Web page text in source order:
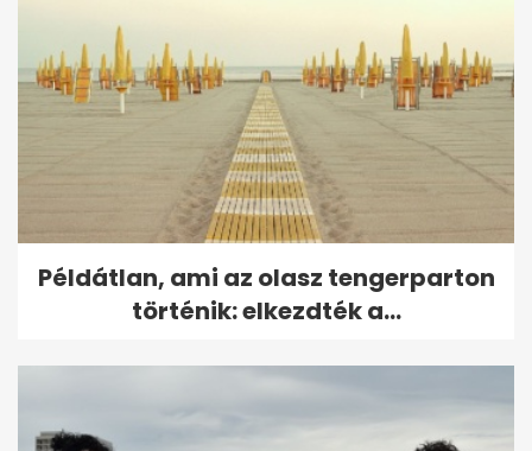
Példátlan, ami az olasz tengerparton
történik: elkezdték a...